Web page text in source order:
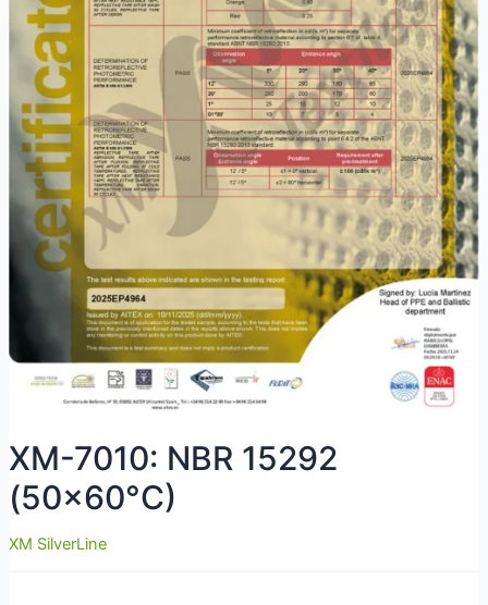
XM-7010: NBR 15292
(50×60°C)
XM SilverLine